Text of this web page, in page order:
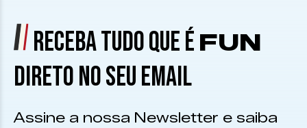
RECEBA TUDO QUE É FUN
DIRETO NO SEU EMAIL
Assine a nossa Newsletter e saiba